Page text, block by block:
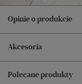
Opinie o produkcie
Akcesoria
Polecane produkty